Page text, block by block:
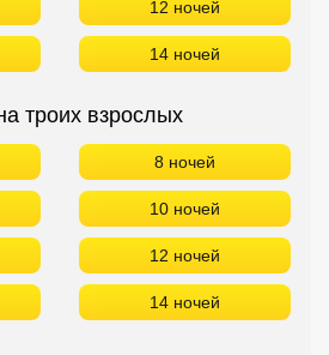
12 ночей
14 ночей
троих взрослых
8 ночей
10 ночей
12 ночей
14 ночей